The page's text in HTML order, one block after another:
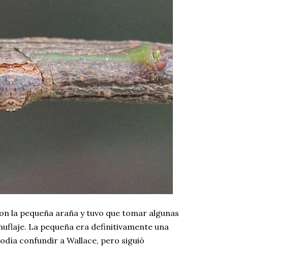
la pequeña araña y tuvo que tomar algunas
La pequeña era definitivamente una
confundir a Wallace, pero siguió